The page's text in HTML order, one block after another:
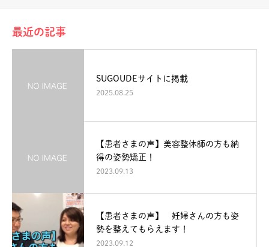
最近の記事
SUGOUDEサイトに掲載
2025.08.25
【患者さまの声】美容整体師の方も納
得の姿勢矯正！
2023.09.13
【患者さまの声】 妊婦さんの方も姿
勢を整えてもらえます！
2023.09.12